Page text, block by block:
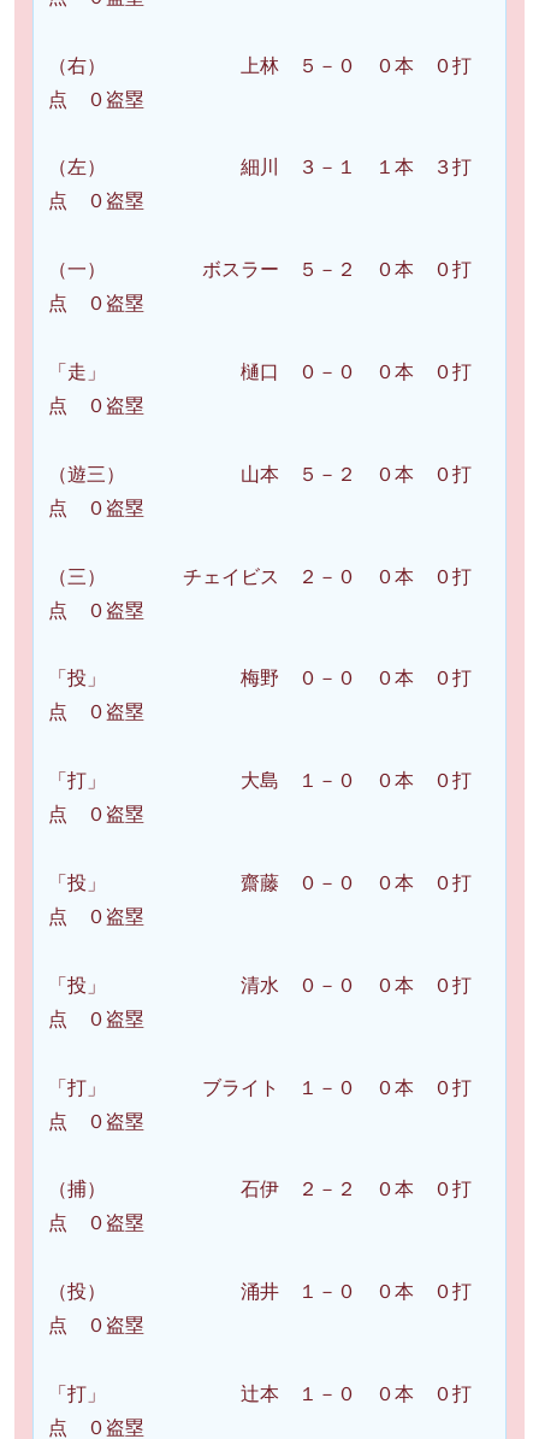
（右） 上林 ５－０ ０本 ０打
点 ０盗塁
（左） 細川 ３－１ １本 ３打
点 ０盗塁
（一） ボスラー ５－２ ０本 ０打
点 ０盗塁
「走」 樋口 ０－０ ０本 ０打
点 ０盗塁
（遊三） 山本 ５－２ ０本 ０打
点 ０盗塁
（三） チェイビス ２－０ ０本 ０打
点 ０盗塁
「投」 梅野 ０－０ ０本 ０打
点 ０盗塁
「打」 大島 １－０ ０本 ０打
点 ０盗塁
「投」 齋藤 ０－０ ０本 ０打
点 ０盗塁
「投」 清水 ０－０ ０本 ０打
点 ０盗塁
「打」 ブライト １－０ ０本 ０打
点 ０盗塁
（捕） 石伊 ２－２ ０本 ０打
点 ０盗塁
（投） 涌井 １－０ ０本 ０打
点 ０盗塁
「打」 辻本 １－０ ０本 ０打
点 ０盗塁